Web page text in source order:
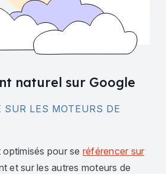
naturel sur Google
LES MOTEURS DE
pour se référencer sur
et sur les autres moteurs de